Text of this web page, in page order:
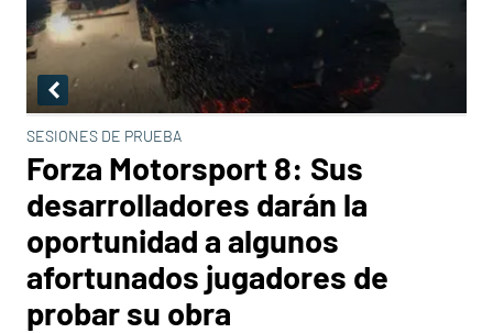
SESIONES DE PRUEBA
Forza Motorsport 8: Sus
desarrolladores darán la
oportunidad a algunos
afortunados jugadores de
probar su obra